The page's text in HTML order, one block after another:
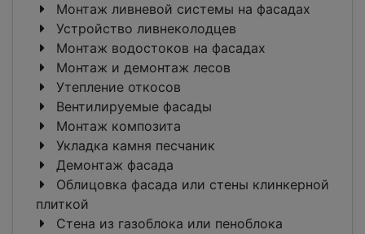
Монтаж ливневой системы на фасадах
Устройство ливнеколодцев
Монтаж водостоков на фасадах
Монтаж и демонтаж лесов
Утепление откосов
Вентилируемые фасады
Монтаж композита
Укладка камня песчаник
Демонтаж фасада
Облицовка фасада или стены клинкерной
плиткой
Стена из газоблока или пеноблока